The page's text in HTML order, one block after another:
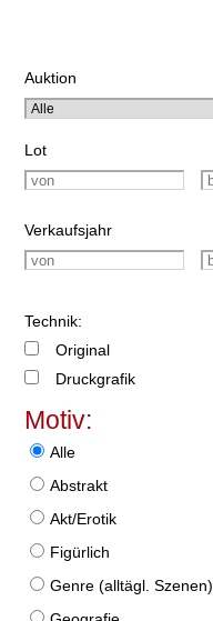
Auktion
Lot
Verkaufsjahr
Technik:
Original
Druckgrafik
Motiv:
Alle
Abstrakt
Akt/Erotik
Figürlich
Genre (alltägl. Szenen)